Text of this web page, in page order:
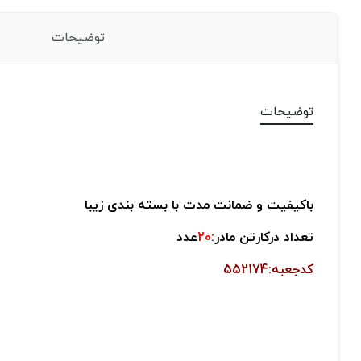
توضیحات
توضیحات
باکیفیت و ضمانت مدت با بسته بندی زیبا
تعداد درکارتن مادر:20عدد
کدجعبه:552174